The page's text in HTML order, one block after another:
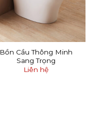
Bồn Cầu Thông Minh
Sang Trọng
Liên hệ